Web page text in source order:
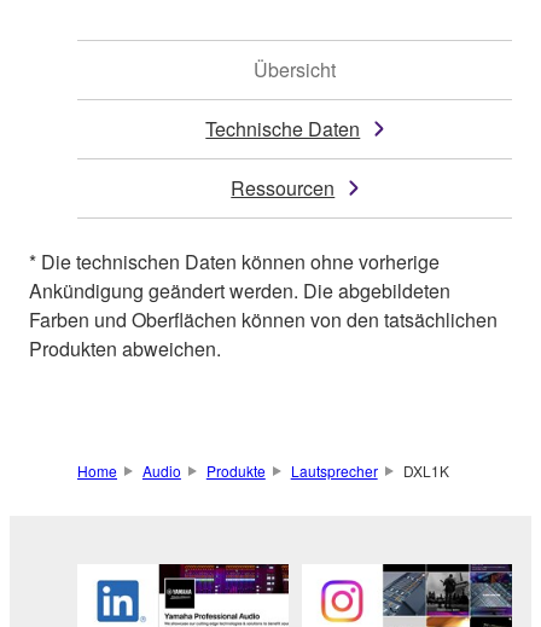
Übersicht
Technische Daten
Ressourcen
* Die technischen Daten können ohne vorherige
Ankündigung geändert werden. Die abgebildeten
Farben und Oberflächen können von den tatsächlichen
Produkten abweichen.
Home Audio Produkte Lautsprecher DXL1K